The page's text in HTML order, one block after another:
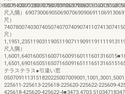
尺入隅）
尺）
尺）
尺入隅）
テラステラス●引違い窓
225611-225613-225618-225620-225622-225609-
425618-425620-425622-